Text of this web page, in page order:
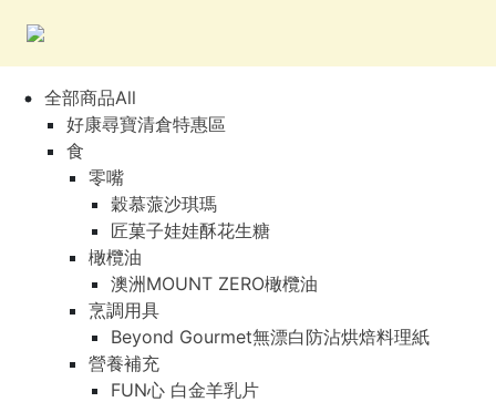
全部商品All
好康尋寶清倉特惠區
食
零嘴
穀慕蒎沙琪瑪
匠菓子娃娃酥花生糖
橄欖油
澳洲MOUNT ZERO橄欖油
烹調用具
Beyond Gourmet無漂白防沾烘焙料理紙
營養補充
FUN心 白金羊乳片